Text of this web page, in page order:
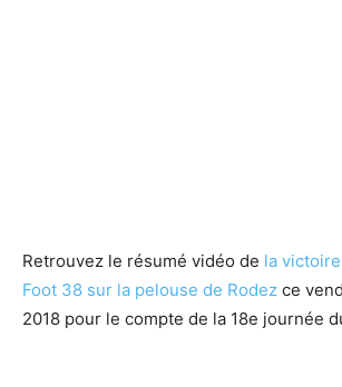
Retrouvez le résumé vidéo de la
Foot 38 sur la pelouse de Rodez ce
2018 pour le compte de la 18e journée